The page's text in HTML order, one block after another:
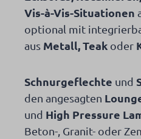
Vis-à-Vis-Situationen
optional mit
aus Metall, Teak oder
Schnurgeflechte und
den angesagten
und High Pressure
Beton-, Granit- oder